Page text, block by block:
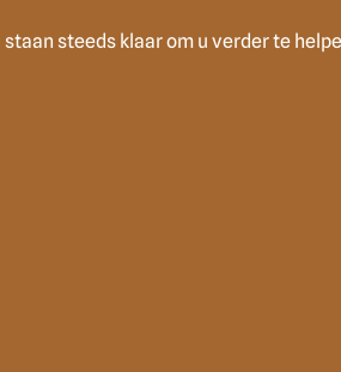
steeds klaar om u verder te